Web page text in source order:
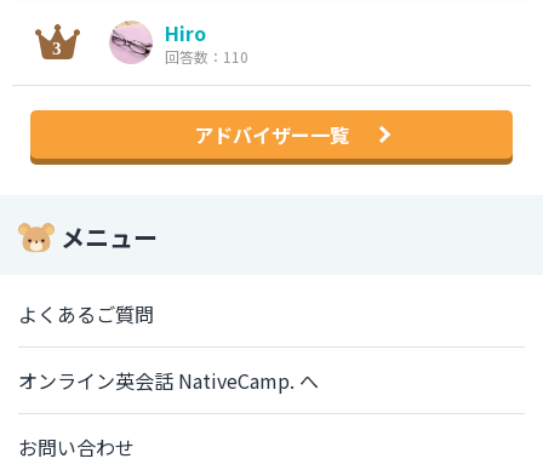
Hiro
回答数：110
アドバイザー一覧
メニュー
よくあるご質問
オンライン英会話 NativeCamp. へ
お問い合わせ